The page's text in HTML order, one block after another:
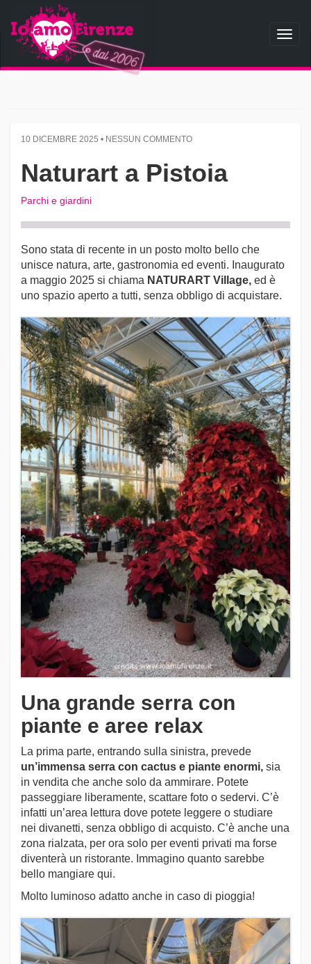
10 DICEMBRE 2025 • NESSUN COMMENTO
Naturart a Pistoia
Parchi e giardini
Sono stata di recente in un posto molto bello che
unisce natura, arte, gastronomia ed eventi. Inaugurato
a maggio 2025 si chiama NATURART Village, ed è
uno spazio aperto a tutti, senza obbligo di acquistare.
Una grande serra con
piante e aree relax
La prima parte, entrando sulla sinistra, prevede
un’immensa serra con cactus e piante enormi, sia
in vendita che anche solo da ammirare. Potete
passeggiare liberamente, scattare foto o sedervi. C’è
infatti un’area lettura dove potete leggere o studiare
nei divanetti, senza obbligo di acquisto. C’è anche una
zona rialzata, per ora solo per eventi privati ma forse
diventerà un ristorante. Immagino quanto sarebbe
bello mangiare qui.
Molto luminoso adatto anche in caso di pioggia!